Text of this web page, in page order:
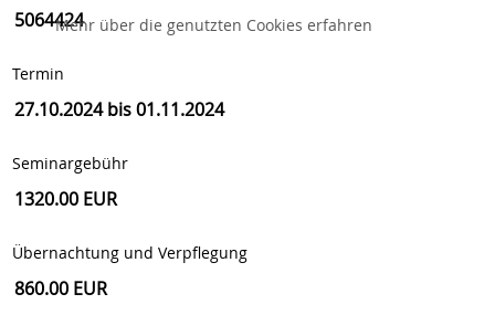
Termin
Seminargebühr
Übernachtung und Verpflegung
Mehr über die genutzten Cookies erfahren